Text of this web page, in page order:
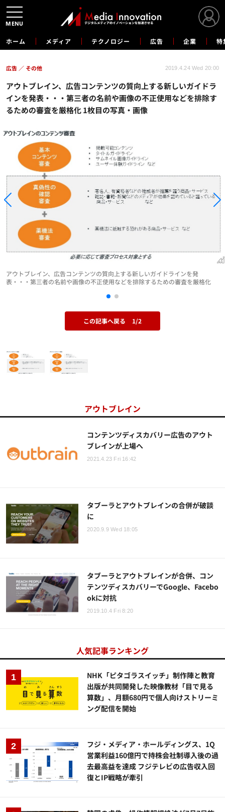
ホーム メディア テクノロジー 広告 企業 特
アウトブレイン、広告コンテンツの質向上する新しいガイドラ
インを発表・・・第三者の名前や画像の不正使用などを排除す
るための審査を厳格化 1枚目の写真・画像
広告 その他 2019.4.24 Wed 20:00
アウトブレイン、広告コンテンツの質向上する新しいガイドラインを発
表・・・第三者の名前や画像の不正使用などを排除するための審査を厳格化
この記事へ戻る 1/2
アウトブレイン
コンテンツディスカバリー広告のアウト
ブレインが上場へ
2021.4.23 Fri 16:42
タブーラとアウトブレインの合併が破談
に
2020.9.9 Wed 18:05
タブーラとアウトブレインが合併、コン
テンツディスカバリーでGoogle、Facebo
okに対抗
2019.10.4 Fri 8:20
人気記事ランキング
NHK「ピタゴラスイッチ」制作陣と教育
出版が共同開発した映像教材「目で見る
算数」、月額680円で個人向けストリーミ
ング配信を開始
フジ・メディア・ホールディングス、1Q
営業利益160億円で持株会社制導入後の過
去最高益を達成 フジテレビの広告収入回
復とIP戦略が牽引
MENU